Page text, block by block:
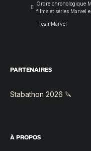
Ordre chronologique
films et séries Marvel
TeamMarvel
PARTENAIRES
Stabathon 2026 🔪
À PROPOS